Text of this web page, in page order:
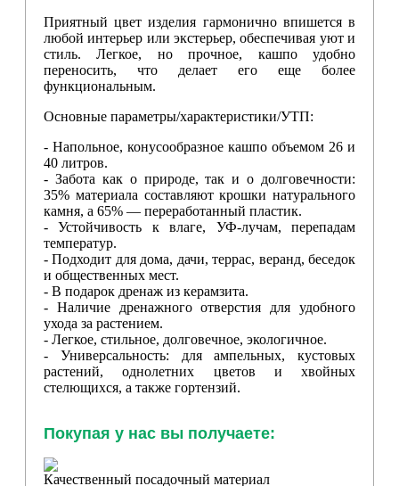
Приятный цвет изделия гармонично впишется в
любой интерьер или экстерьер, обеспечивая уют и
стиль. Легкое, но прочное, кашпо удобно
переносить, что делает его еще более
функциональным.
Основные параметры/характеристики/УТП:
- Напольное, конусообразное кашпо объемом 26 и
40 литров.
- Забота как о природе, так и о долговечности:
35% материала составляют крошки натурального
камня, а 65% — переработанный пластик.
- Устойчивость к влаге, УФ-лучам, перепадам
температур.
- Подходит для дома, дачи, террас, веранд, беседок
и общественных мест.
- В подарок дренаж из керамзита.
- Наличие дренажного отверстия для удобного
ухода за растением.
- Легкое, стильное, долговечное, экологичное.
- Универсальность: для ампельных, кустовых
растений, однолетних цветов и хвойных
стелющихся, а также гортензий.
Покупая у нас вы получаете:
Качественный посадочный материал